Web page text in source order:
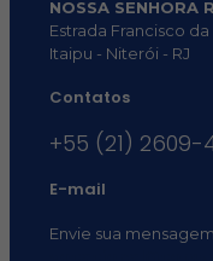
NOSSA SENHORA
Estrada Francisco da
Itaipu - Niterói - RJ
Contatos
+55 (21) 2609-
E-mail
Envie sua